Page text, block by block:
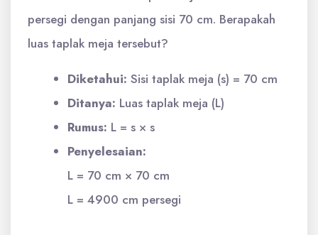
persegi dengan panjang sisi 70 cm. Berapakah
luas taplak meja tersebut?
Diketahui: Sisi taplak meja (s) = 70 cm
Ditanya: Luas taplak meja (L)
Rumus: L = s × s
Penyelesaian:
L = 70 cm × 70 cm
L = 4900 cm persegi